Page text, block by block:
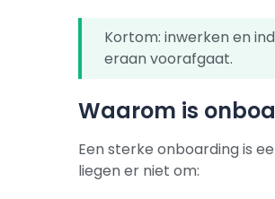
Kortom: inwerken en
eraan voorafgaat.
Waarom is
Een sterke onboarding is
liegen er niet om: